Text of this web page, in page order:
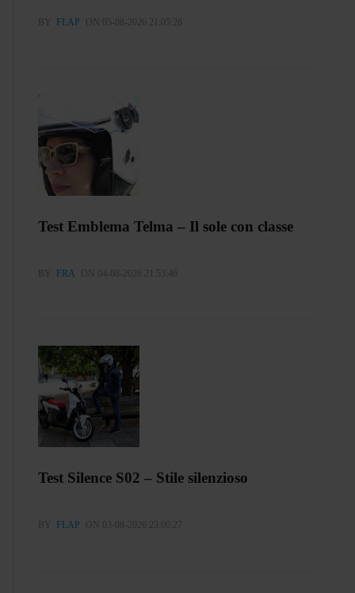
BY FLAP ON 05-08-2026 21:05:26
Test Emblema Telma – Il sole con classe
BY FRA ON 04-08-2026 21:53:46
Test Silence S02 – Stile silenzioso
BY FLAP ON 03-08-2026 23:00:27